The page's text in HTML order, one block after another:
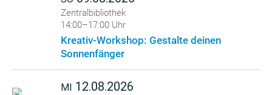
Zentralbibliothek
14:00–17:00 Uhr
Kreativ-Workshop: Gestalte deinen
Sonnenfänger
MI 12.08.2026